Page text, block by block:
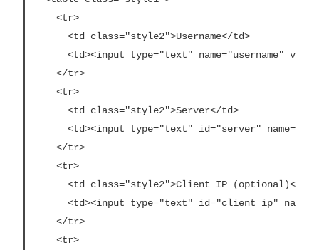
    <tr>
      <td class="style2">Username</td>
<td><input type="text" name="username"
    </tr>
    <tr>
      <td class="style2">Server</td>
<td><input type="text" id="server"
    </tr>
    <tr>
      <td class="style2">Client IP (optional)</td>
<td><input type="text" id="client_ip"
    </tr>
    <tr>